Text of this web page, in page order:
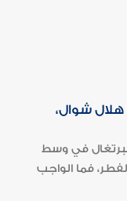
شوال،
في وسط
فما الواجب